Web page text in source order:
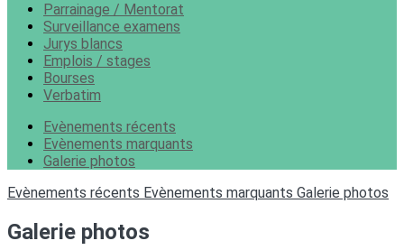
Parrainage / Mentorat
Surveillance examens
Jurys blancs
Emplois / stages
Bourses
Verbatim
Evènements récents
Evènements marquants
Galerie photos
Evènements récents Evènements marquants Galerie photos
Galerie photos